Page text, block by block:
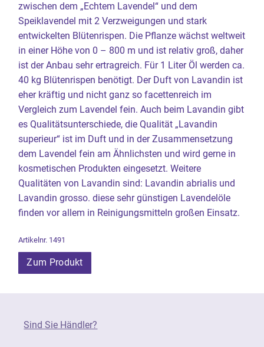
zwischen dem „Echtem Lavendel“ und dem
Speiklavendel mit 2 Verzweigungen und stark
entwickelten Blütenrispen. Die Pflanze wächst weltweit
in einer Höhe von 0 – 800 m und ist relativ groß, daher
ist der Anbau sehr ertragreich. Für 1 Liter Öl werden ca.
40 kg Blütenrispen benötigt. Der Duft von Lavandin ist
eher kräftig und nicht ganz so facettenreich im
Vergleich zum Lavendel fein. Auch beim Lavandin gibt
es Qualitätsunterschiede, die Qualität „Lavandin
superieur“ ist im Duft und in der Zusammensetzung
dem Lavendel fein am Ähnlichsten und wird gerne in
kosmetischen Produkten eingesetzt. Weitere
Qualitäten von Lavandin sind: Lavandin abrialis und
Lavandin grosso. diese sehr günstigen Lavendelöle
finden vor allem in Reinigungsmitteln großen Einsatz.
Artikelnr. 1491
Zum Produkt
Sind Sie Händler?